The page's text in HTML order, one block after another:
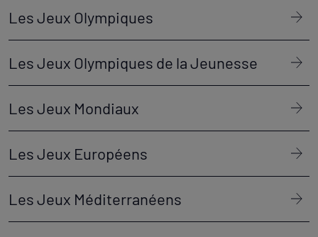
Les Jeux Olympiques
Les Jeux Olympiques de la Jeunesse
Les Jeux Mondiaux
Les Jeux Européens
Les Jeux Méditerranéens